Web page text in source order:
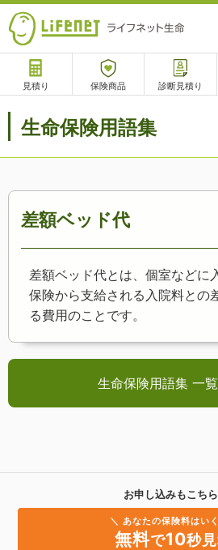
見積り 保険商品 診断見積り
サポート
生命保険用語集
差額ベッド代
差額ベッド代とは、個室などに
保険から支給される入院料との
る費用のことです。
生命保険用語集 一
お申し込みもこち
＼ あなたの保険料はい
無料で10秒